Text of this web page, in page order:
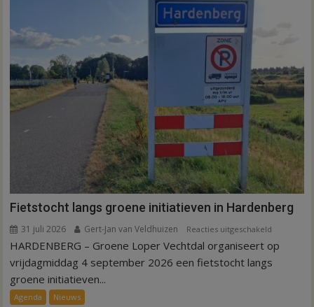
Fietstocht langs groene initiatieven in Hardenberg
31 juli 2026 Gert-Jan van Veldhuizen Reacties uitgeschakeld
Fietstocht
langs
HARDENBERG – Groene Loper Vechtdal organiseert op
vrijdagmiddag 4 september 2026 een fietstocht langs
groene initiatieven...
Agenda Nieuws